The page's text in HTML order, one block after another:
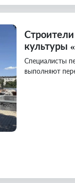
культуры
Специалисты
выполняют